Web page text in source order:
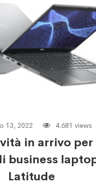
13, 2022 4.681 views
in arrivo per
business
Latitude